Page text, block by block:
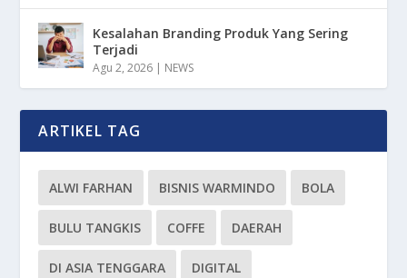
Kesalahan Branding Produk Yang Sering
Terjadi
Agu 2, 2026 | NEWS
ARTIKEL TAG
ALWI FARHAN BISNIS WARMINDO BOLA
BULU TANGKIS COFFE DAERAH
DI ASIA TENGGARA DIGITAL